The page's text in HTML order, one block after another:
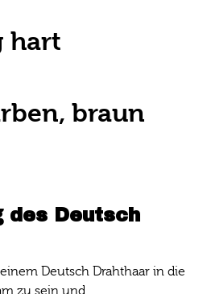
hart
braun
des Deutsch
Deutsch Drahthaar in die
zu sein und